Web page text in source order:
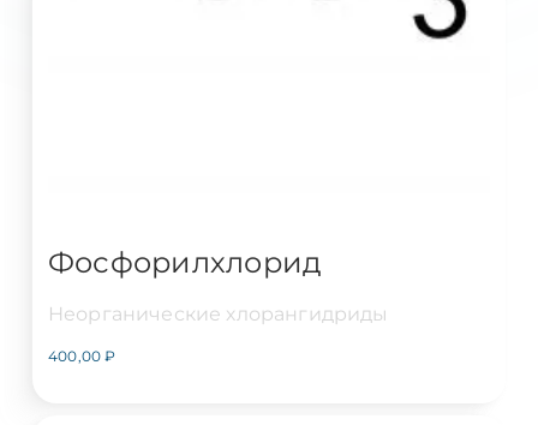
Фосфорилхлорид
Неорганические хлорангидриды
400,00₽